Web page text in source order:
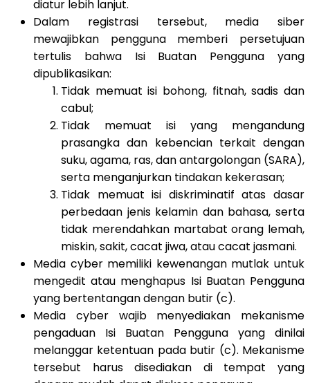
diatur lebih lanjut.
Dalam registrasi tersebut, media siber
mewajibkan pengguna memberi persetujuan
tertulis bahwa Isi Buatan Pengguna yang
dipublikasikan:
Tidak memuat isi bohong, fitnah, sadis dan
cabul;
Tidak memuat isi yang mengandung
prasangka dan kebencian terkait dengan
suku, agama, ras, dan antargolongan (SARA),
serta menganjurkan tindakan kekerasan;
Tidak memuat isi diskriminatif atas dasar
perbedaan jenis kelamin dan bahasa, serta
tidak merendahkan martabat orang lemah,
miskin, sakit, cacat jiwa, atau cacat jasmani.
Media cyber memiliki kewenangan mutlak untuk
mengedit atau menghapus Isi Buatan Pengguna
yang bertentangan dengan butir (c).
Media cyber wajib menyediakan mekanisme
pengaduan Isi Buatan Pengguna yang dinilai
melanggar ketentuan pada butir (c). Mekanisme
tersebut harus disediakan di tempat yang